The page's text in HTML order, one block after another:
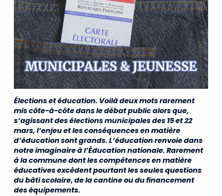
Élections et éducation. Voilà deux mots rarement
mis côte-à-côte dans le débat public alors que,
s’agissant des élections municipales des 15 et 22
mars, l’enjeu et les conséquences en matière
d’éducation sont grands. L’éducation renvoie dans
notre imaginaire à l’Éducation nationale. Rarement
à la commune dont les compétences en matière
éducatives excèdent pourtant les seules questions
du bâti scolaire, de la cantine ou du financement
des équipements.